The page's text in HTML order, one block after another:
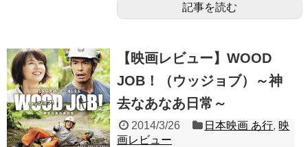
記事を読む
【映画レビュー】WOOD
JOB！（ウッジョブ）～神
去なあなあ日常～
2014/3/26 日本映画 あ行, 映
画レビュー